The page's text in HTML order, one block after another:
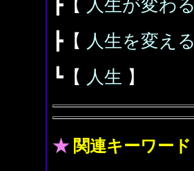
┣【 人生が変わる
┣【 人生を変える
┗【 人生 】
★ 関連キーワード